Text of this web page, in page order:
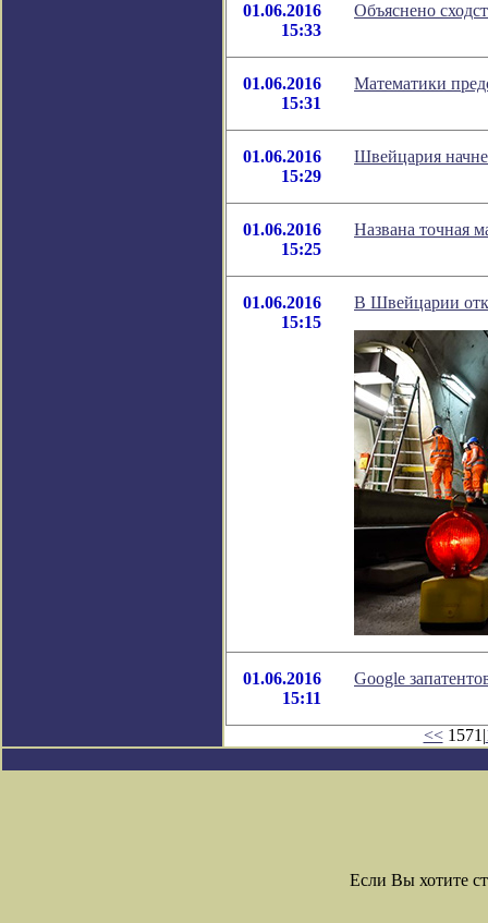
01.06.2016
15:33
Объяснено
01.06.2016
15:31
Математики
01.06.2016
15:29
Швейцария
01.06.2016
15:25
Названа точная
01.06.2016
15:15
В Швейцарии
01.06.2016
15:11
Google
<<1571|
Если Вы хотите